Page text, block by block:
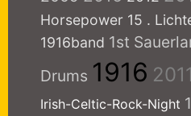
Horsepower 15 .
1916band 1st
Drums 1916 2011
Irish-Celtic-Rock-Night